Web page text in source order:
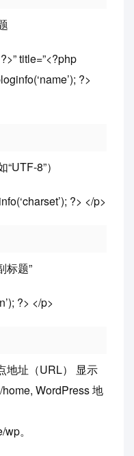
title=”<?php
?>
8”）
?> </p>
标题”
?> </p>
地址（URL） 显示
WordPress 地
。